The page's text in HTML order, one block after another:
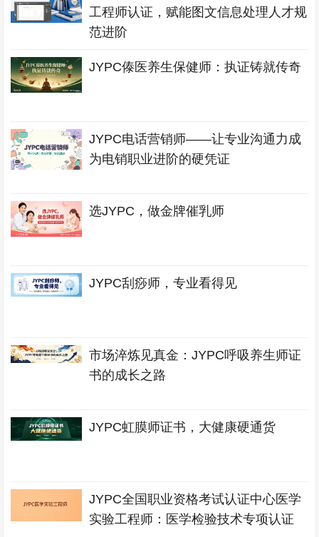
工程师认证，赋能图文信息处理人才规
范进阶
JYPC傣医养生保健师：执证铸就传奇
JYPC电话营销师——让专业沟通力成
为电销职业进阶的硬凭证
选JYPC，做金牌催乳师
JYPC刮痧师，专业看得见
市场淬炼见真金：JYPC呼吸养生师证
书的成长之路
JYPC虹膜师证书，大健康硬通货
JYPC全国职业资格考试认证中心医学
实验工程师：医学检验技术专项认证